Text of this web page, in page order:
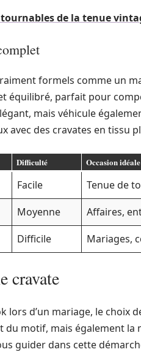
de la tenue
formels comme un
équilibré, parfait pour
mais véhicule
avec des cravates en tissu
Difficulté Occasion idéale
Facile
Tenue de
Moyenne
Affaires,
Difficile Mariages,
cravate
lors d’un mariage, le choix
du motif, mais également
guider dans cette